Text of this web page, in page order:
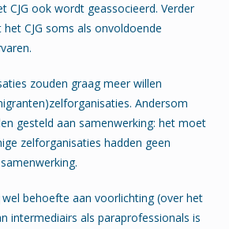
CJG ook wordt geassocieerd. Verder
CJG soms als onvoldoende
zouden graag meer willen
Andersom
gesteld aan samenwerking: het moet
zelforganisaties hadden geen
behoefte aan voorlichting (over het
intermediairs als paraprofessionals is